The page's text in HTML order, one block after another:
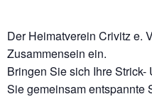
Der Heimatverein Crivitz e.
Zusammensein ein.
Bringen Sie sich Ihre
Sie gemeinsam entspannte